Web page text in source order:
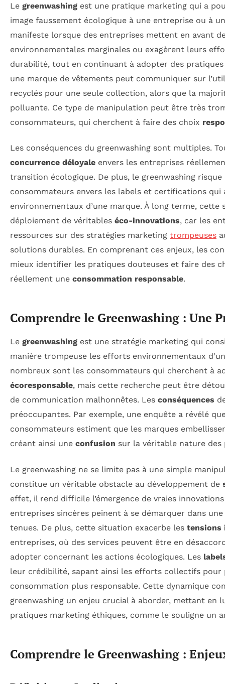
Le greenwashing est une pratique marketing qui a
image faussement écologique à une entreprise ou à
manifeste lorsque des entreprises mettent en avant
environnementales marginales ou exagèrent leurs
durabilité, tout en continuant à adopter des
une marque de vêtements peut communiquer sur
recyclés pour une seule collection, alors que la
polluante. Ce type de manipulation peut être très
consommateurs, qui cherchent à faire des choix
Les conséquences du greenwashing sont multiples.
concurrence déloyale envers les entreprises
transition écologique. De plus, le greenwashing risque
consommateurs envers les labels et certifications
environnementaux d’une marque. À long terme,
déploiement de véritables éco-innovations, car les
ressources sur des stratégies marketing trompeuses
solutions durables. En comprenant ces enjeux, les
mieux identifier les pratiques douteuses et faire des
réellement une consommation responsable.
Comprendre le Greenwashing : Une
Le greenwashing est une stratégie marketing qui
manière trompeuse les efforts environnementaux
nombreux sont les consommateurs qui cherchent à
écoresponsable, mais cette recherche peut être
de communication malhonnêtes. Les conséquences
préoccupantes. Par exemple, une enquête a révélé
consommateurs estiment que les marques
créant ainsi une confusion sur la véritable nature des
Le greenwashing ne se limite pas à une simple
constitue un véritable obstacle au développement de
effet, il rend difficile l’émergence de vraies
entreprises sincères peinent à se démarquer dans
tenues. De plus, cette situation exacerbe les tensions
entreprises, où des services peuvent être en
adopter concernant les actions écologiques. Les
leur crédibilité, sapant ainsi les efforts collectifs pour
consommation plus responsable. Cette dynamique
greenwashing un enjeu crucial à aborder, mettant en
pratiques marketing éthiques, comme le souligne un
Comprendre le Greenwashing :